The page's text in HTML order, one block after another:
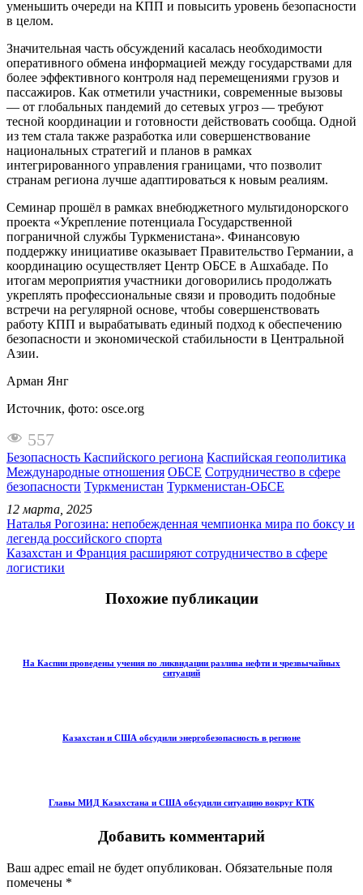
уменьшить очереди на КПП и повысить уровень безопасности
в целом.
Значительная часть обсуждений касалась необходимости
оперативного обмена информацией между государствами для
более эффективного контроля над перемещениями грузов и
пассажиров. Как отметили участники, современные вызовы
— от глобальных пандемий до сетевых угроз — требуют
тесной координации и готовности действовать сообща. Одной
из тем стала также разработка или совершенствование
национальных стратегий и планов в рамках
интегрированного управления границами, что позволит
странам региона лучше адаптироваться к новым реалиям.
Семинар прошёл в рамках внебюджетного мультидонорского
проекта «Укрепление потенциала Государственной
пограничной службы Туркменистана». Финансовую
поддержку инициативе оказывает Правительство Германии, а
координацию осуществляет Центр ОБСЕ в Ашхабаде. По
итогам мероприятия участники договорились продолжать
укреплять профессиональные связи и проводить подобные
встречи на регулярной основе, чтобы совершенствовать
работу КПП и вырабатывать единый подход к обеспечению
безопасности и экономической стабильности в Центральной
Азии.
Арман Янг
Источник, фото: osce.org
557
Безопасность Каспийского региона Каспийская геополитика
Международные отношения ОБСЕ Сотрудничество в сфере
безопасности Туркменистан Туркменистан-ОБСЕ
12 марта, 2025
Наталья Рогозина: непобежденная чемпионка мира по боксу и
легенда российского спорта
Казахстан и Франция расширяют сотрудничество в сфере
логистики
Похожие публикации
На Каспии проведены учения по ликвидации разлива нефти и чрезвычайных
ситуаций
Казахстан и США обсудили энергобезопасность в регионе
Главы МИД Казахстана и США обсудили ситуацию вокруг КТК
Добавить комментарий
Ваш адрес email не будет опубликован. Обязательные поля
помечены *